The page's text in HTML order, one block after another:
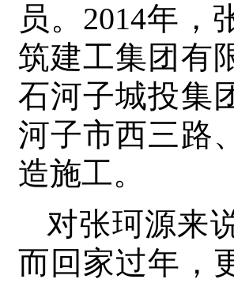
员。2014年
筑建工集团有
石河子城投集
河子市西三路
造施工。
对张珂源来
而回家过年，